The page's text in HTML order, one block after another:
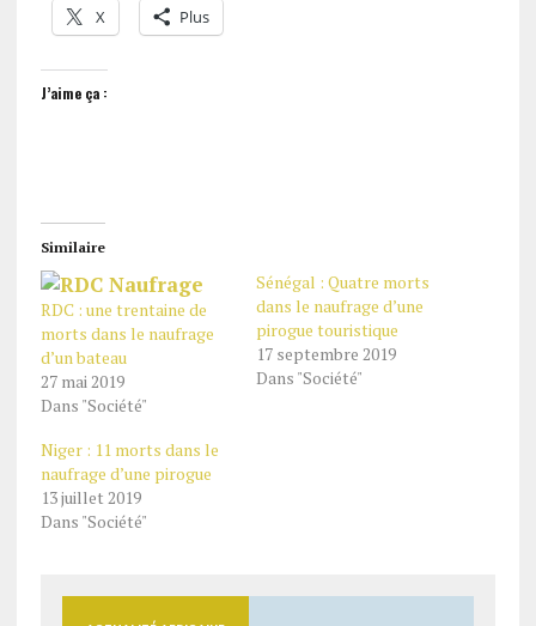
X Plus
J’aime ça :
Similaire
RDC : une trentaine de
morts dans le naufrage
d’un bateau
27 mai 2019
Dans "Société"
Sénégal : Quatre morts
dans le naufrage d’une
pirogue touristique
17 septembre 2019
Dans "Société"
Niger : 11 morts dans le
naufrage d’une pirogue
13 juillet 2019
Dans "Société"